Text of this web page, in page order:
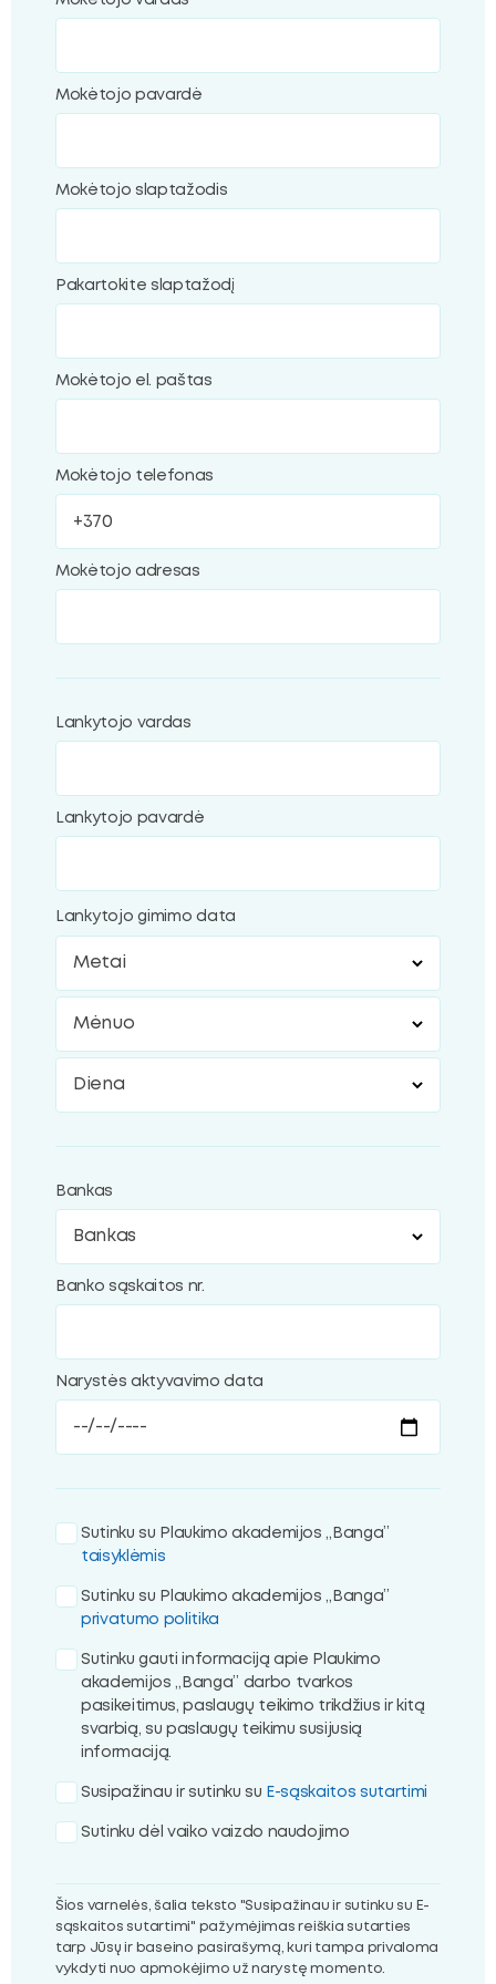
Mokėtojo pavardė
Mokėtojo slaptažodis
Pakartokite slaptažodį
Mokėtojo el. paštas
Mokėtojo telefonas
Mokėtojo adresas
Lankytojo vardas
Lankytojo pavardė
Lankytojo gimimo data
Bankas
Banko sąskaitos nr.
Narystės aktyvavimo data
Sutinku su Plaukimo akademijos „Banga”
taisyklėmis
Sutinku su Plaukimo akademijos „Banga”
privatumo politika
Sutinku gauti informaciją apie Plaukimo
akademijos „Banga” darbo tvarkos
pasikeitimus, paslaugų teikimo trikdžius ir kitą
svarbią, su paslaugų teikimu susijusią
informaciją.
Susipažinau ir sutinku su E-sąskaitos sutartimi
Sutinku dėl vaiko vaizdo naudojimo
Šios varnelės, šalia teksto "Susipažinau ir sutinku su E-
sąskaitos sutartimi" pažymėjimas reiškia sutarties
tarp Jūsų ir baseino pasirašymą, kuri tampa privaloma
vykdyti nuo apmokėjimo už narystę momento.